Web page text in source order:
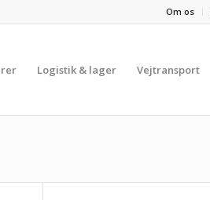
Om os
Logistik & lager Vejtransport